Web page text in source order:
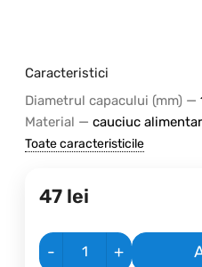
Caracteristici
Diametrul capacului (mm) —
Material — cauciuc alimentar
Toate caracteristicile
47 lei
- +